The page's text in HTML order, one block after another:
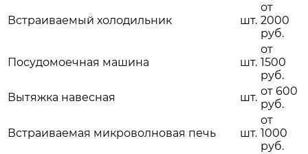
Встраиваемый холодильник шт.
от
2000
руб.
Посудомоечная машина шт.
от
1500
руб.
Вытяжка навесная
шт. от 600
руб.
Встраиваемая микроволновая печь шт.
от
1000
руб.